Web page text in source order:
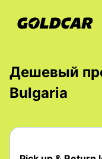
Дешевый
Bulgaria